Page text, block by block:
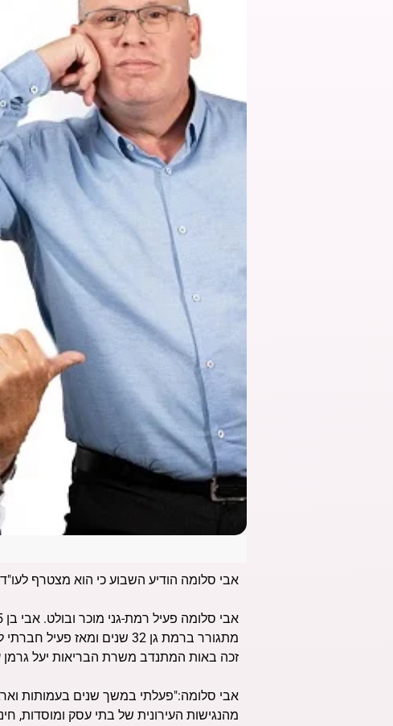
אבי סלומה הודיע השבוע כי הוא מצטרף לעו"ד שלומי הראל
זכה באות המתנדב משרת הבריאות יעל גרמן
אבי סלומה:"פעלתי במשך שנים בעמותות
מהנגישות העירונית של בתי עסק ומוסדות,